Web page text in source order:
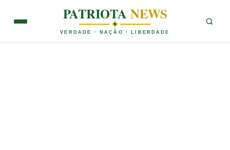
PATRIOTANEWS
VERDADE · NAÇÃO · LIBERDADE